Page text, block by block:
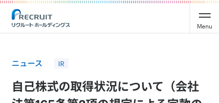
Recruit Holdings
Menu
ニュース IR
自己株式の取得状況について（会社